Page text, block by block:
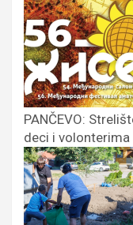
PANČEVO:
deci i volonterima